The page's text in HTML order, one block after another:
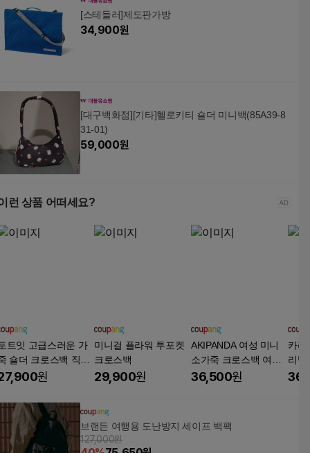
[스테들러]제도판가방
34,900원
[대구백화점][기타]헬로키티 숄더 미니백(85A39-8
31-01)
59,000원
런 상품 어떠세요?
트잇 고급스러운 가
숄더 크로스백 직장
크로스백
원
미니걸 플라워 투포켓
크로스백
29,900원
AKIPANDA 여성 미니
소가죽 크로스백 여성
가방 모던 컬러 블록
36,500원
카리
리백
숄더
브랜든 여행용 도난방지 세이프 백팩
127,000원